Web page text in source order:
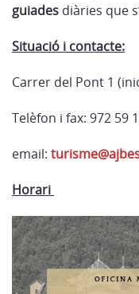
guiades diàries que
Situació i contacte:
Carrer del Pont 1
Telèfon i fax: 972 59
email:
Horari